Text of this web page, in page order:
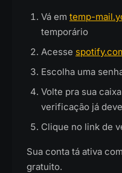
Vá em temp-
temporário
Acesse
Escolha uma
Volte pra sua
verificação já
Clique no link de
Sua conta tá ativa
gratuito.